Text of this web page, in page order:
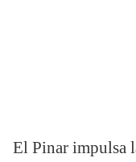
El Pinar impulsa